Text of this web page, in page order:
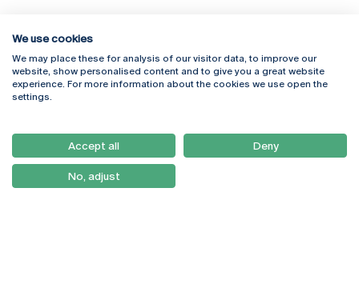
Rua Diogo Botelho 1327
4169-005 Porto
+351 226 196 240
Campus Online
Webmail
Como Chegar
Newsletter
We use cookies
We may place these for analysis of our visitor data, to improve our
website, show personalised content and to give you a great website
experience. For more information about the cookies we use open the
settings.
Accept all Deny
No, adjust